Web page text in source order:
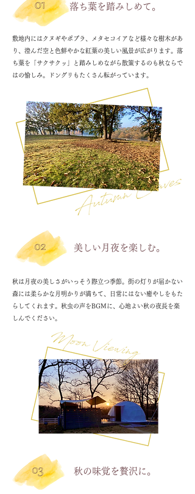
落ち葉を踏みしめて。
敷地内にはクヌギやポプラ、メタセコイアなど様々な樹木があ
り、澄んだ空と色鮮やかな紅葉の美しい風景が広がります。落
ち葉を「サクサクッ」と踏みしめながら散策するのも秋ならで
はの愉しみ。ドングリもたくさん転がっています。
美しい月夜を楽しむ。
秋は月夜の美しさがいっそう際立つ季節。街の灯りが届かない
森には柔らかな月明かりが満ちて、日常にはない癒やしをもた
らしてくれます。秋虫の声をBGMに、心地よい秋の夜長を楽
しんでください。
秋の味覚を贅沢に。